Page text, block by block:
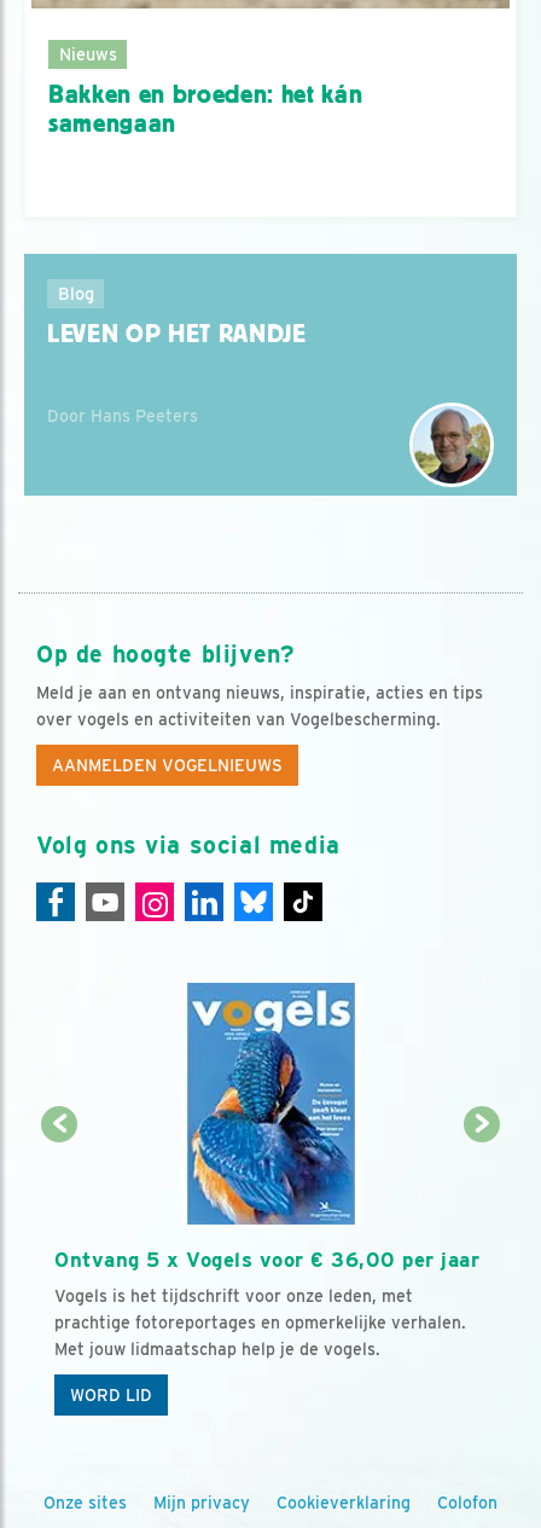
Nieuws
Bakken en broeden: het kán
samengaan
Blog
LEVEN OP HET RANDJE
Door Hans Peeters
Op de hoogte blijven?
Meld je aan en ontvang nieuws, inspiratie, acties en tips
over vogels en activiteiten van Vogelbescherming.
AANMELDEN VOGELNIEUWS
Volg ons via social media
Ontvang 5 x Vogels voor € 36,00 per jaar
Vogels is het tijdschrift voor onze leden, met
prachtige fotoreportages en opmerkelijke verhalen.
Met jouw lidmaatschap help je de vogels.
WORD LID
Onze sites Mijn privacy Cookieverklaring Colofon